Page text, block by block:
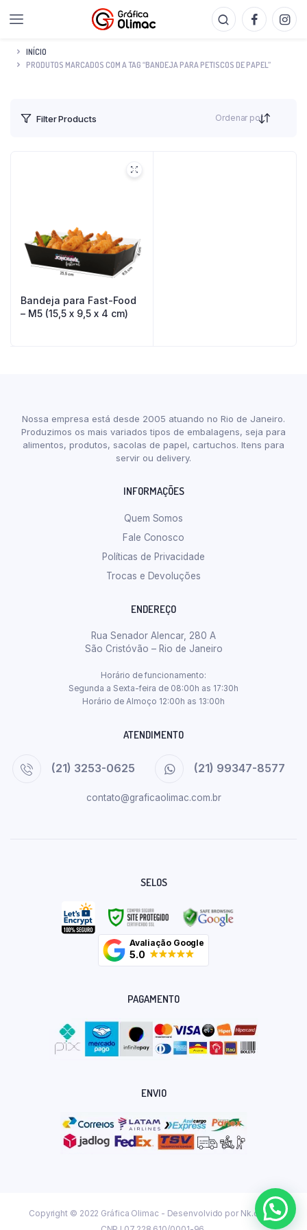
INÍCIO
PRODUTOS MARCADOS COM A TAG “BANDEJA PARA PETISCOS DE PAPEL”
Filter Products Ordenar por
Bandeja para Fast-Food
– M5 (15,5 x 9,5 x 4 cm)
Nossa empresa está desde 2005 atuando no Rio de Janeiro.
Produzimos os mais variados tipos de embalagens, seja para
alimentos, produtos, sacolas de papel, cartuchos. Itens para
servir ou delivery.
INFORMAÇÕES
Quem Somos
Fale Conosco
Políticas de Privacidade
Trocas e Devoluções
ENDEREÇO
Rua Senador Alencar, 280 A
São Cristóvão – Rio de Janeiro
Horário de funcionamento:
Segunda a Sexta-feira de 08:00h as 17:30h
Horário de Almoço 12:00h as 13:00h
ATENDIMENTO
(21) 3253-0625 (21) 99347-8577
contato@graficaolimac.com.br
SELOS
Avaliação Google
5.0
PAGAMENTO
ENVIO
Copyright © 2022 Gráfica Olimac - Desenvolvido por Nk.dev.br